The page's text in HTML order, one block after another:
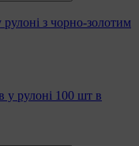
з чорно-золотим